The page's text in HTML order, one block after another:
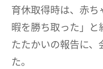
育休取得時は、赤
暇を勝ち取った」
たたかいの報告に
た。